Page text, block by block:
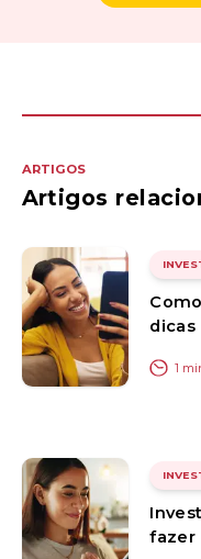
ARTIGOS
Artigos
dicas
1
fazer